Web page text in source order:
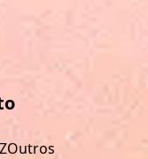
ZOutros